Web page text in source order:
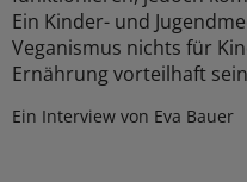
Ein Kinder- und
Veganismus nichts für
Ernährung vorteilhaft
Ein Interview von Eva Bauer